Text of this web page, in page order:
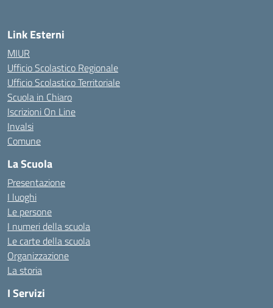
Link Esterni
MIUR
Ufficio Scolastico Regionale
Ufficio Scolastico Territoriale
Scuola in Chiaro
Iscrizioni On Line
Invalsi
Comune
La Scuola
Presentazione
I luoghi
Le persone
I numeri della scuola
Le carte della scuola
Organizzazione
La storia
I Servizi